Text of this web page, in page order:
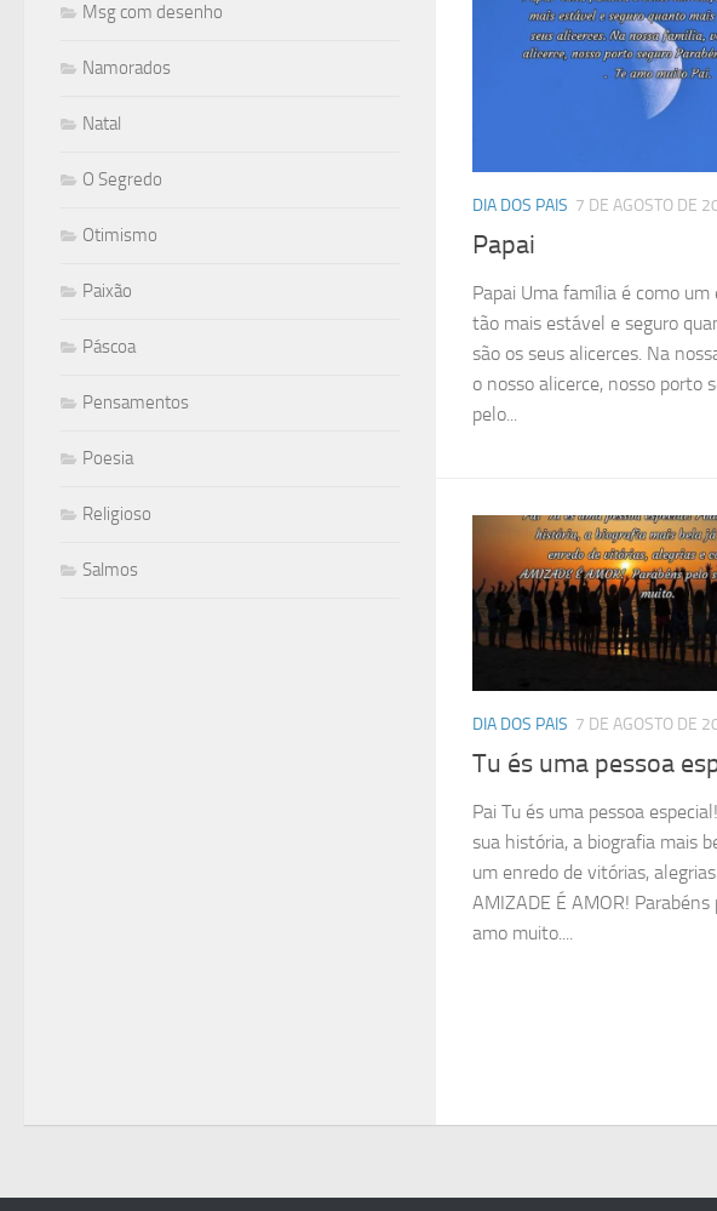
DIA DOS PAIS 7 DE AGOSTO DE
Papai
Papai Uma família é como um
tão mais estável e seguro
são os seus alicerces. Na
o nosso alicerce, nosso porto
pelo...
DIA DOS PAIS 7 DE AGOSTO DE
Tu és uma pessoa
Pai Tu és uma pessoa
sua história, a biografia mais
um enredo de vitórias,
AMIZADE É AMOR! Parabéns
amo muito....
Msg com desenho
Namorados
Natal
O Segredo
Otimismo
Paixão
Páscoa
Pensamentos
Poesia
Religioso
Salmos